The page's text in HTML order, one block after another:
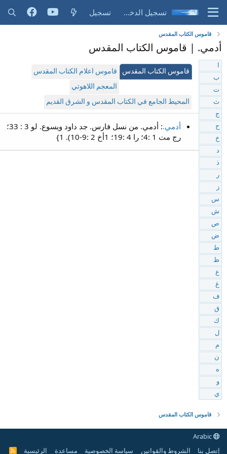
تسجيل الدخول تسجيل
قاموس الكتاب المقدس
أدمي. | قاموس الكتاب المقدس
قاموس الكتاب المقدس
قاموس اعلام الكتاب المقدس
المعجم اللاهوتي
المحيط الجامع في الكتاب المقدس و الشرق القديم
أدمي.
: أدمي. من نسل فارس. جد داود ويسوع. لو 3 : 33؛
رج مت 1 :4؛ را 4 :19؛ 1أخ 2 :9-10). 1}
ب
ت
ث
ج
ح
خ
د
ذ
ر
ز
س
ش
ص
ض
ط
ظ
ع
غ
ف
ق
ك
ل
م
ن
ه
و
ي
قاموس الكتاب المقدس
إتصل بنا
الشروط والقوانين سياسة الخصوصية مساعدة الرئيسية
R